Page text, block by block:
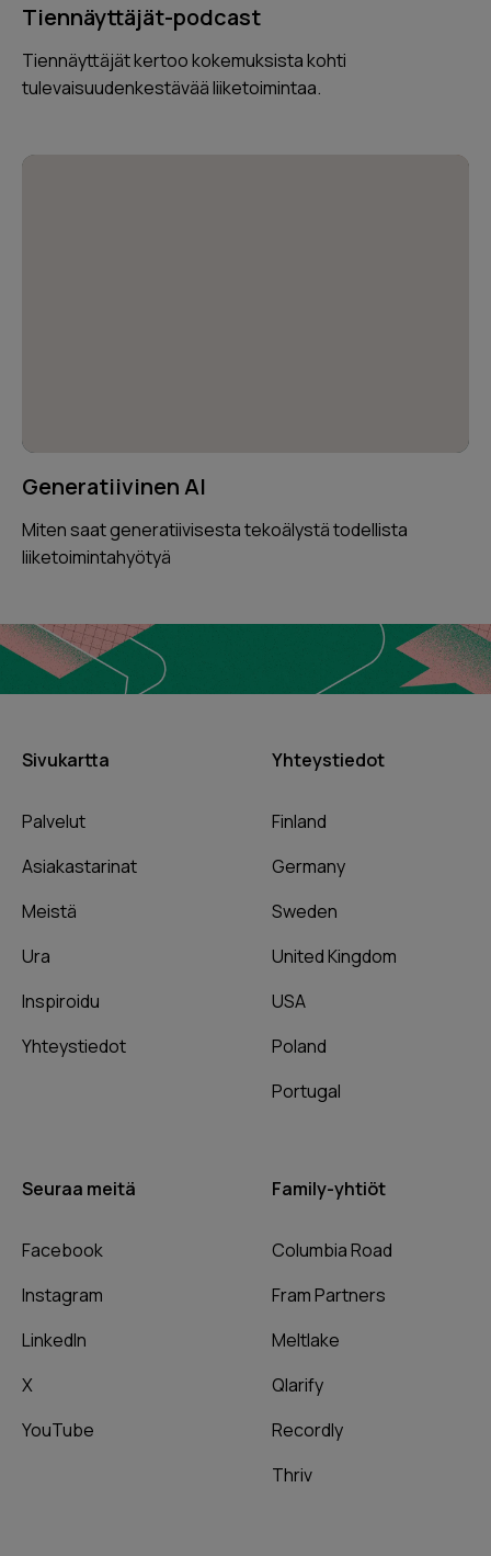
Tiennäyttäjät-podcast
Tiennäyttäjät kertoo kokemuksista kohti
tulevaisuudenkestävää liiketoimintaa.
Generatiivinen AI
Miten saat generatiivisesta tekoälystä todellista
liiketoimintahyötyä
Sivukartta
Palvelut
Asiakastarinat
Meistä
Ura
Inspiroidu
Yhteystiedot
Yhteystiedot
Finland
Germany
Sweden
United Kingdom
USA
Poland
Portugal
Seuraa meitä
Facebook
Instagram
LinkedIn
X
YouTube
Family-yhtiöt
Columbia Road
Fram Partners
Meltlake
Qlarify
Recordly
Thriv